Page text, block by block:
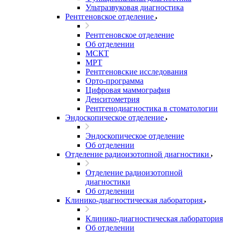
Ультразвуковая диагностика
Рентгеновское отделение
Рентгеновское отделение
Об отделении
МСКТ
МРТ
Рентгеновские исследования
Орто-программа
Цифровая маммография
Денситометрия
Рентгенодиагностика в стоматологии
Эндоскопическое отделение
Эндоскопическое отделение
Об отделении
Отделение радиоизотопной диагностики
Отделение радиоизотопной
диагностики
Об отделении
Клинико-диагностическая лаборатория
Клинико-диагностическая лаборатория
Об отделении